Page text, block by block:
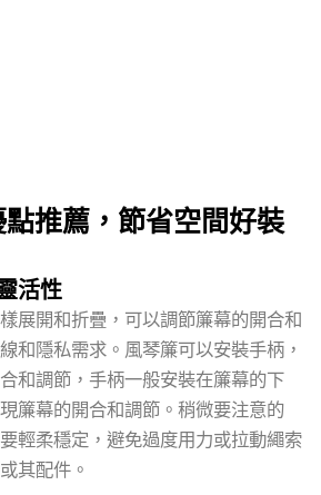
推薦，節省空間好裝
活性
展開和折疊，可以調節簾幕的開合和
和隱私需求。風琴簾可以安裝手柄，
和調節，手柄一般安裝在簾幕的下
簾幕的開合和調節。稍微要注意的
輕柔穩定，避免過度用力或拉動繩索
其配件。